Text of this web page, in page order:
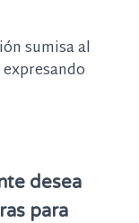
sumisa al
desea
para